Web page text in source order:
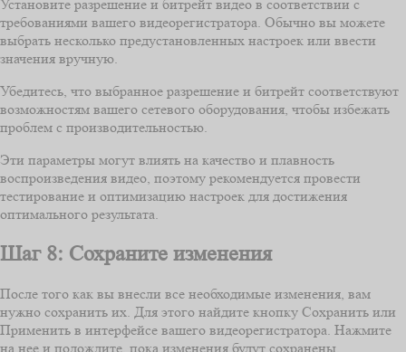
Установите разрешение и битрейт видео в соответствии с
требованиями вашего видеорегистратора. Обычно вы можете
выбрать несколько предустановленных настроек или ввести
значения вручную.
Убедитесь, что выбранное разрешение и битрейт соответствуют
возможностям вашего сетевого оборудования, чтобы избежать
проблем с производительностью.
Эти параметры могут влиять на качество и плавность
воспроизведения видео, поэтому рекомендуется провести
тестирование и оптимизацию настроек для достижения
оптимального результата.
Шаг 8: Сохраните изменения
После того как вы внесли все необходимые изменения, вам
нужно сохранить их. Для этого найдите кнопку Сохранить или
Применить в интерфейсе вашего видеорегистратора. Нажмите
на нее и подождите, пока изменения будут сохранены.